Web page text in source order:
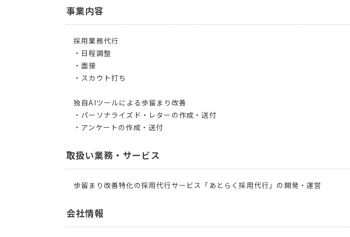
事業内容
採用業務代行
・日程調整
・面接
・スカウト打ち
独自AIツールによる歩留まり改善
・パーソナライズド・レターの作成・送付
・アンケートの作成・送付
取扱い業務・サービス
歩留まり改善特化の採用代行サービス「あとらく採用代行」の開発・運営
会社情報